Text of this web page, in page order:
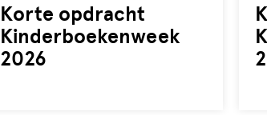
Korte opdracht
Kinderboekenweek
2026